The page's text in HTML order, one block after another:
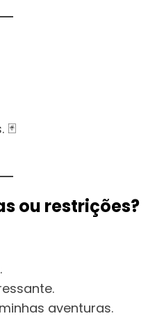
ou restrições?
aventuras.